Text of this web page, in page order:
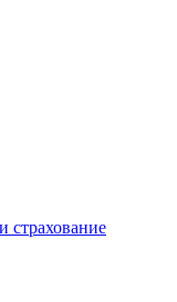
страхование